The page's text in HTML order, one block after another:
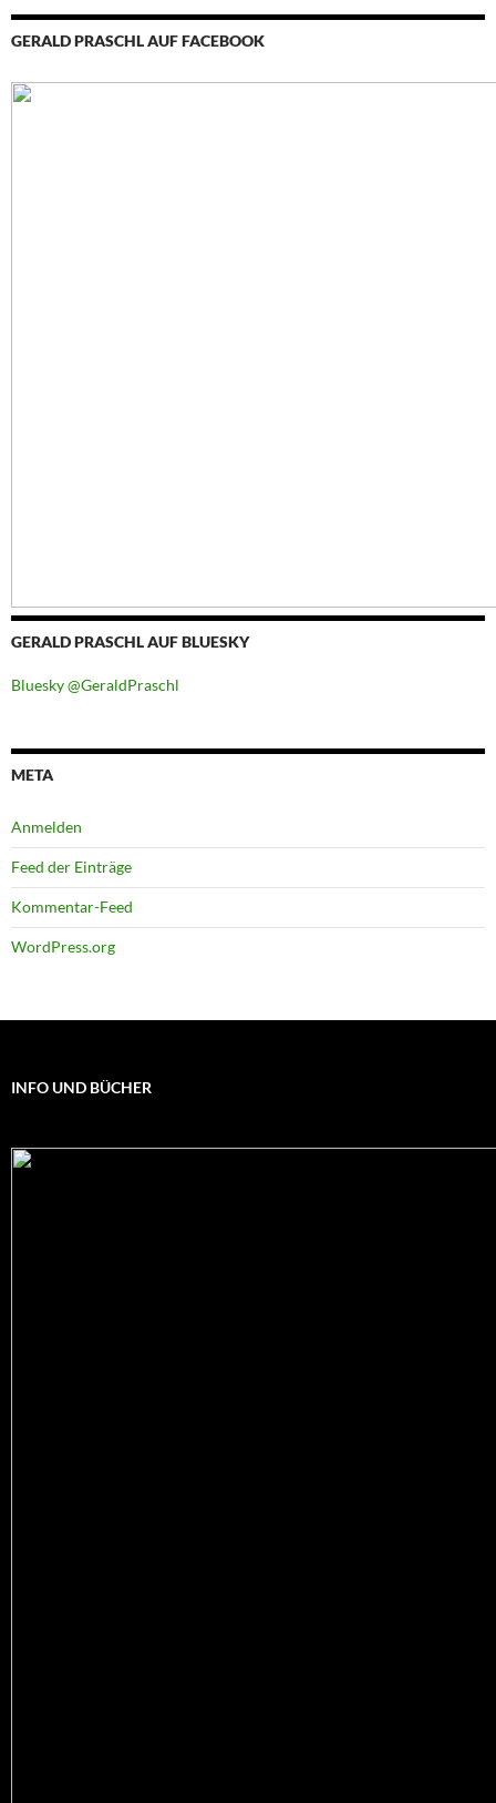
GERALD PRASCHL AUF FACEBOOK
GERALD PRASCHL AUF BLUESKY
Bluesky @GeraldPraschl
META
Anmelden
Feed der Einträge
Kommentar-Feed
WordPress.org
INFO UND BÜCHER